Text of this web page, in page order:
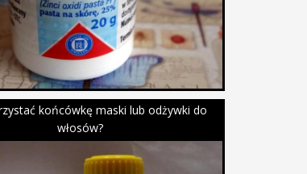
końcówkę maski lub odżywki do
włosów?